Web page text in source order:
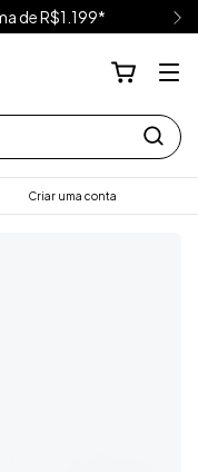
de R$1.199*
Criar uma conta